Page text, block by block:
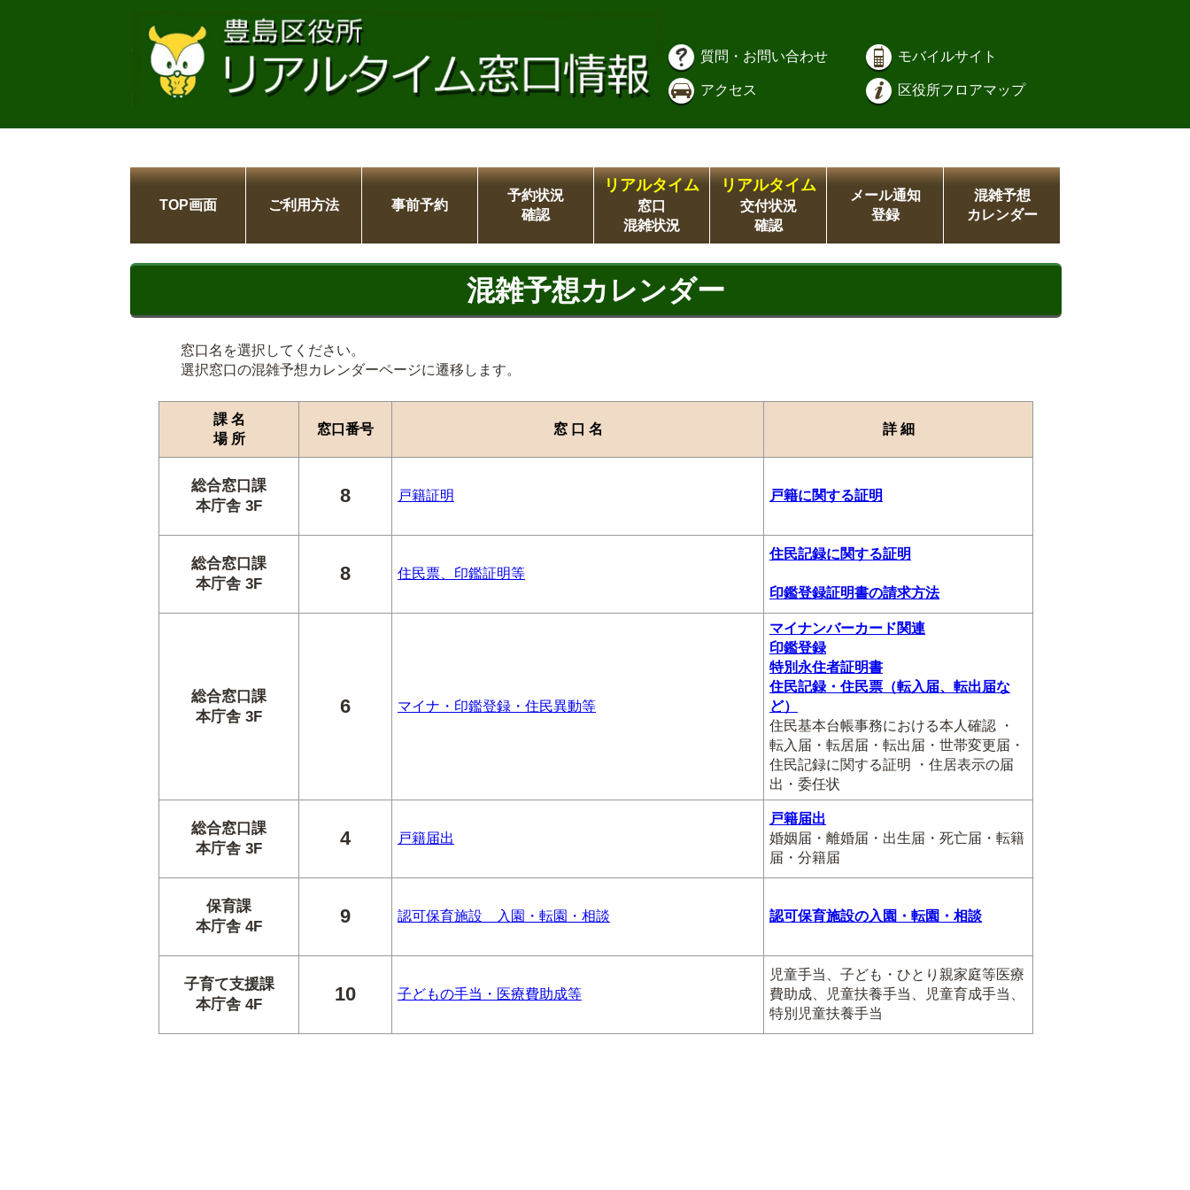
質問・お問い合わせ モバイルサイト
アクセス 区役所フロアマップ
TOP画面 ご利用方法 事前予約
予約状況
確認
リアルタイム
窓口
混雑状況
リアルタイム
交付状況
確認
メール通知
登録
混雑予想
カレンダー
混雑予想カレンダー
窓口名を選択してください。
選択窓口の混雑予想カレンダーページに遷移します。
課 名
場 所
窓口番号 窓 口 名 詳 細
総合窓口課
本庁舎 3F
8 戸籍証明 戸籍に関する証明
総合窓口課
本庁舎 3F
8 住民票、印鑑証明等
住民記録に関する証明
印鑑登録証明書の請求方法
総合窓口課
本庁舎 3F
6 マイナ・印鑑登録・住民異動等
マイナンバーカード関連
印鑑登録
特別永住者証明書
住民記録・住民票（転入届、転出届な
ど）
住民基本台帳事務における本人確認 ・
転入届・転居届・転出届・世帯変更届・
住民記録に関する証明 ・住居表示の届
出・委任状
総合窓口課
本庁舎 3F
4 戸籍届出
戸籍届出
婚姻届・離婚届・出生届・死亡届・転籍
届・分籍届
保育課
本庁舎 4F
9 認可保育施設 入園・転園・相談 認可保育施設の入園・転園・相談
子育て支援課
本庁舎 4F
10 子どもの手当・医療費助成等
児童手当、子ども・ひとり親家庭等医療
費助成、児童扶養手当、児童育成手当、
特別児童扶養手当